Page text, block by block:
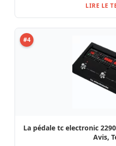
LIRE LE
#4
La pédale tc electronic
Avis,